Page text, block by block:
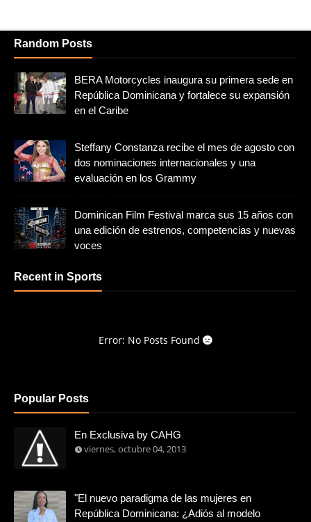
Random Posts
BERA Motorcycles inaugura su primera sede en
República Dominicana y fortalece su expansión
en el Caribe
Steffany Constanza recibe el mes de agosto con
dos nominaciones internacionales y una
evaluación en los Grammy
Dominican Film Festival marca sus 15 años con
una edición de estrenos, competencias y nuevas
voces
Recent in Sports
Error: No Posts Found
Popular Posts
En Exclusiva by CAHG
viernes, octubre 04, 2013
"El nuevo paradigma de las mujeres en
República Dominicana: ¿Adiós al modelo